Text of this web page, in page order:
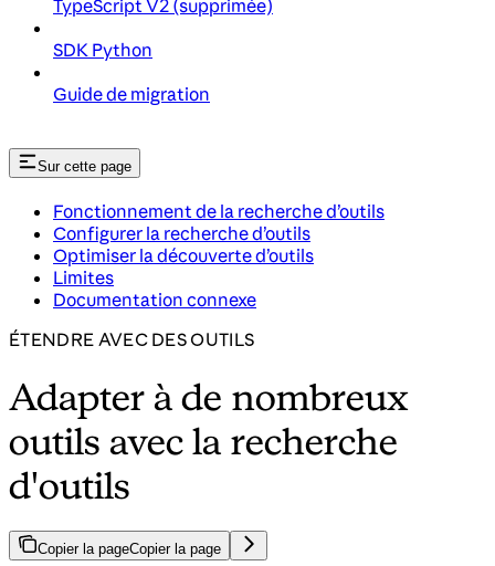
TypeScript V2 (supprimée)
SDK Python
Guide de migration
Sur cette page
Fonctionnement de la recherche d’outils
Configurer la recherche d’outils
Optimiser la découverte d’outils
Limites
Documentation connexe
ÉTENDRE AVEC DES OUTILS
Adapter à de nombreux
outils avec la recherche
d'outils
Copier la pageCopier la page